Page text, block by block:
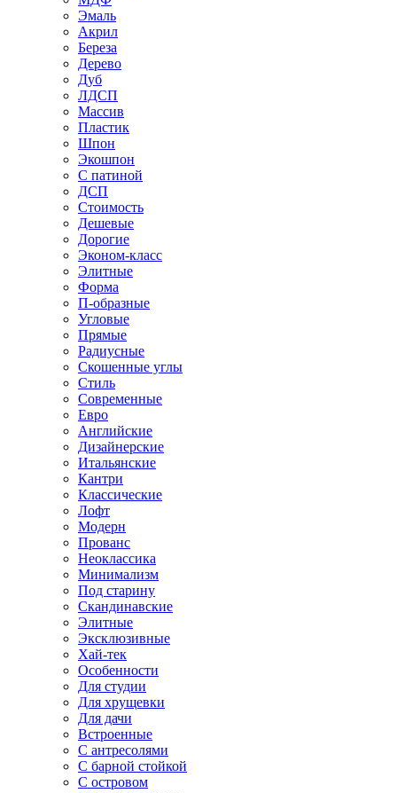
Эмаль
Акрил
Береза
Дерево
Дуб
ЛДСП
Массив
Пластик
Шпон
Экошпон
С патиной
ДСП
Стоимость
Дешевые
Дорогие
Эконом-класс
Элитные
Форма
П-образные
Угловые
Прямые
Радиусные
Скошенные углы
Стиль
Современные
Евро
Английские
Дизайнерские
Итальянские
Кантри
Классические
Лофт
Модерн
Прованс
Неоклассика
Минимализм
Под старину
Скандинавские
Элитные
Эксклюзивные
Хай-тек
Особенности
Для студии
Для хрущевки
Для дачи
Встроенные
С антресолями
С барной стойкой
С островом